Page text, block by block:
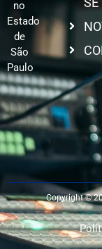
no
Estado
de
São
Paulo
Copyright ©